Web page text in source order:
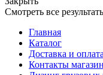
Смотреть все
Главная
Каталог
Доставка и оплата
Контакты